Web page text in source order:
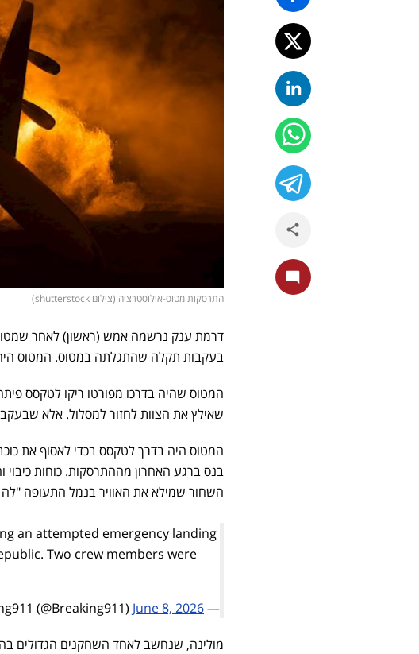
התרסקות מטוס-אילוסטרציה (צילום shutterstock)
בעקבות תקלה שהתגלתה במטוס. המטוס היה
המטוס שהיה בדרכו מפורטו ריקו לטקסס
שאילץ את הצוות לחזור למסלול. אלא
המטוס היה בדרך לטקסס בכדי לאסוף את
בנס ברגע האחרון מההתרסקות. כוחות
השחור שמילא את האוויר בנמל התעופה
an attempted emergency landing
Two crew members were
— Breaking911 (@Breaking911)
June 8, 2026
מולינה, שנחשב לאחד השחקנים הגדולים